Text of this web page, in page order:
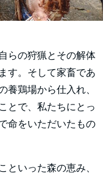
らの狩猟とその解体
す。そして家畜であ
養鶏場から仕入れ、
とで、私たちにとっ
命をいただいたもの
といった森の恵み、